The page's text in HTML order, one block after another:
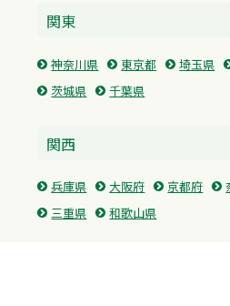
関東
神奈川県 東京都 埼玉県
茨城県
千葉県
関西
兵庫県 大阪府 京都府
三重県
和歌山県